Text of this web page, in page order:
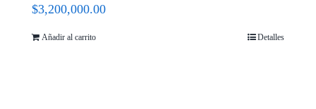
$3,200,000.00
Añadir al carrito Detalles